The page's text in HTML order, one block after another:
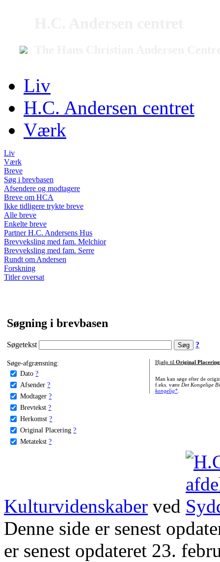
Liv
H.C. Andersen centret
Værk
Liv
Værk
Breve
Søg i brevbasen
Afsendere og modtagere
Breve om HCA
Ikke tidligere trykte breve
Alle breve
Enkelte breve
Partner H.C. Andersens Hus
Brevveksling med fam. Melchior
Brevveksling med fam. Serre
Rundt om Andersen
Forskning
Titler oversat
Søgning i brevbasen
Søgetekst ?
Søge-afgrænsning:
Dato ?
Afsender ?
Modtager ?
Brevtekst ?
Herkomst ?
Original Placering ?
Metatekst ?
Hjælp til Original Placering
Man kan søge efter de
f.eks. være Det Kongelige
kongelig*.
Kulturvidenskaber ved
Denne side er senest
er senest opdateret 23.